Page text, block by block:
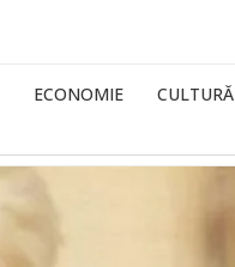
ECONOMIE CULTURĂ